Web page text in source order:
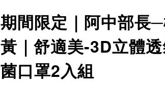
期間限定｜阿中部長
黃｜舒適美-3D立體
菌口罩2入組